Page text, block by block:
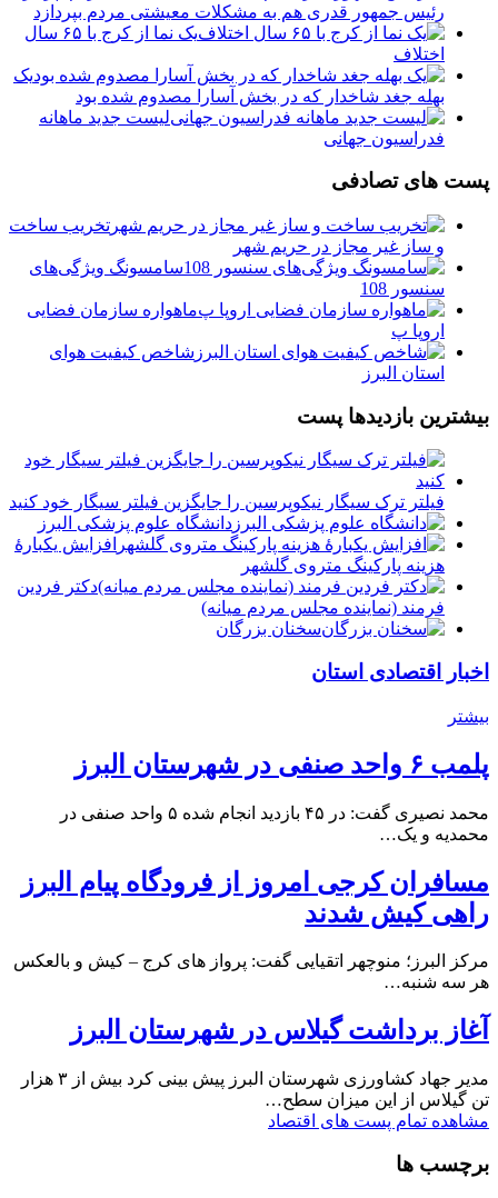
رئیس جمهور قدری هم به مشکلات معیشتی مردم بپردازد
یک نما از کرج با ۶۵ سال
اختلاف
یک
بهله جغد شاخدار که در بخش آسارا مصدوم شده بود
لیست جدید ماهانه
فدراسیون جهانی
پست های تصادفی
تخریب ساخت
و ساز غیر مجاز در حریم شهر
سامسونگ ویژگی‌های
سنسور 108
️ماهواره سازمان فضایی
اروپا پ
️شاخص کیفیت هوای
استان البرز
بیشترین بازدیدها پست
فیلتر ترک سیگار نیکوپرسین را جایگزین فیلتر سیگار خود کنید
دانشگاه علوم پزشکی البرز
افزایش یکبارۀ
هزینه پارکینگ متروی گلشهر
دكتر فردين
فرمند (نماينده مجلس مردم میانه)
سخنان بزرگان
اخبار اقتصادی استان
بیشتر
پلمب ۶ واحد صنفی در شهرستان البرز
محمد نصیری گفت: در ۴۵ بازدید انجام شده ۵ واحد صنفی در
محمدیه و یک…
مسافران کرجی امروز از فرودگاه پیام البرز
راهی کیش شدند
مرکز البرز؛ منوچهر اتقیایی گفت: پرواز های کرج – کیش و بالعکس
هر سه شنبه…
آغاز برداشت گیلاس در شهرستان البرز
مدیر جهاد کشاورزی شهرستان البرز پیش بینی کرد بیش از ۳ هزار
تن گیلاس از این میزان سطح…
مشاهده تمام پست های اقتصاد
برچسب ها